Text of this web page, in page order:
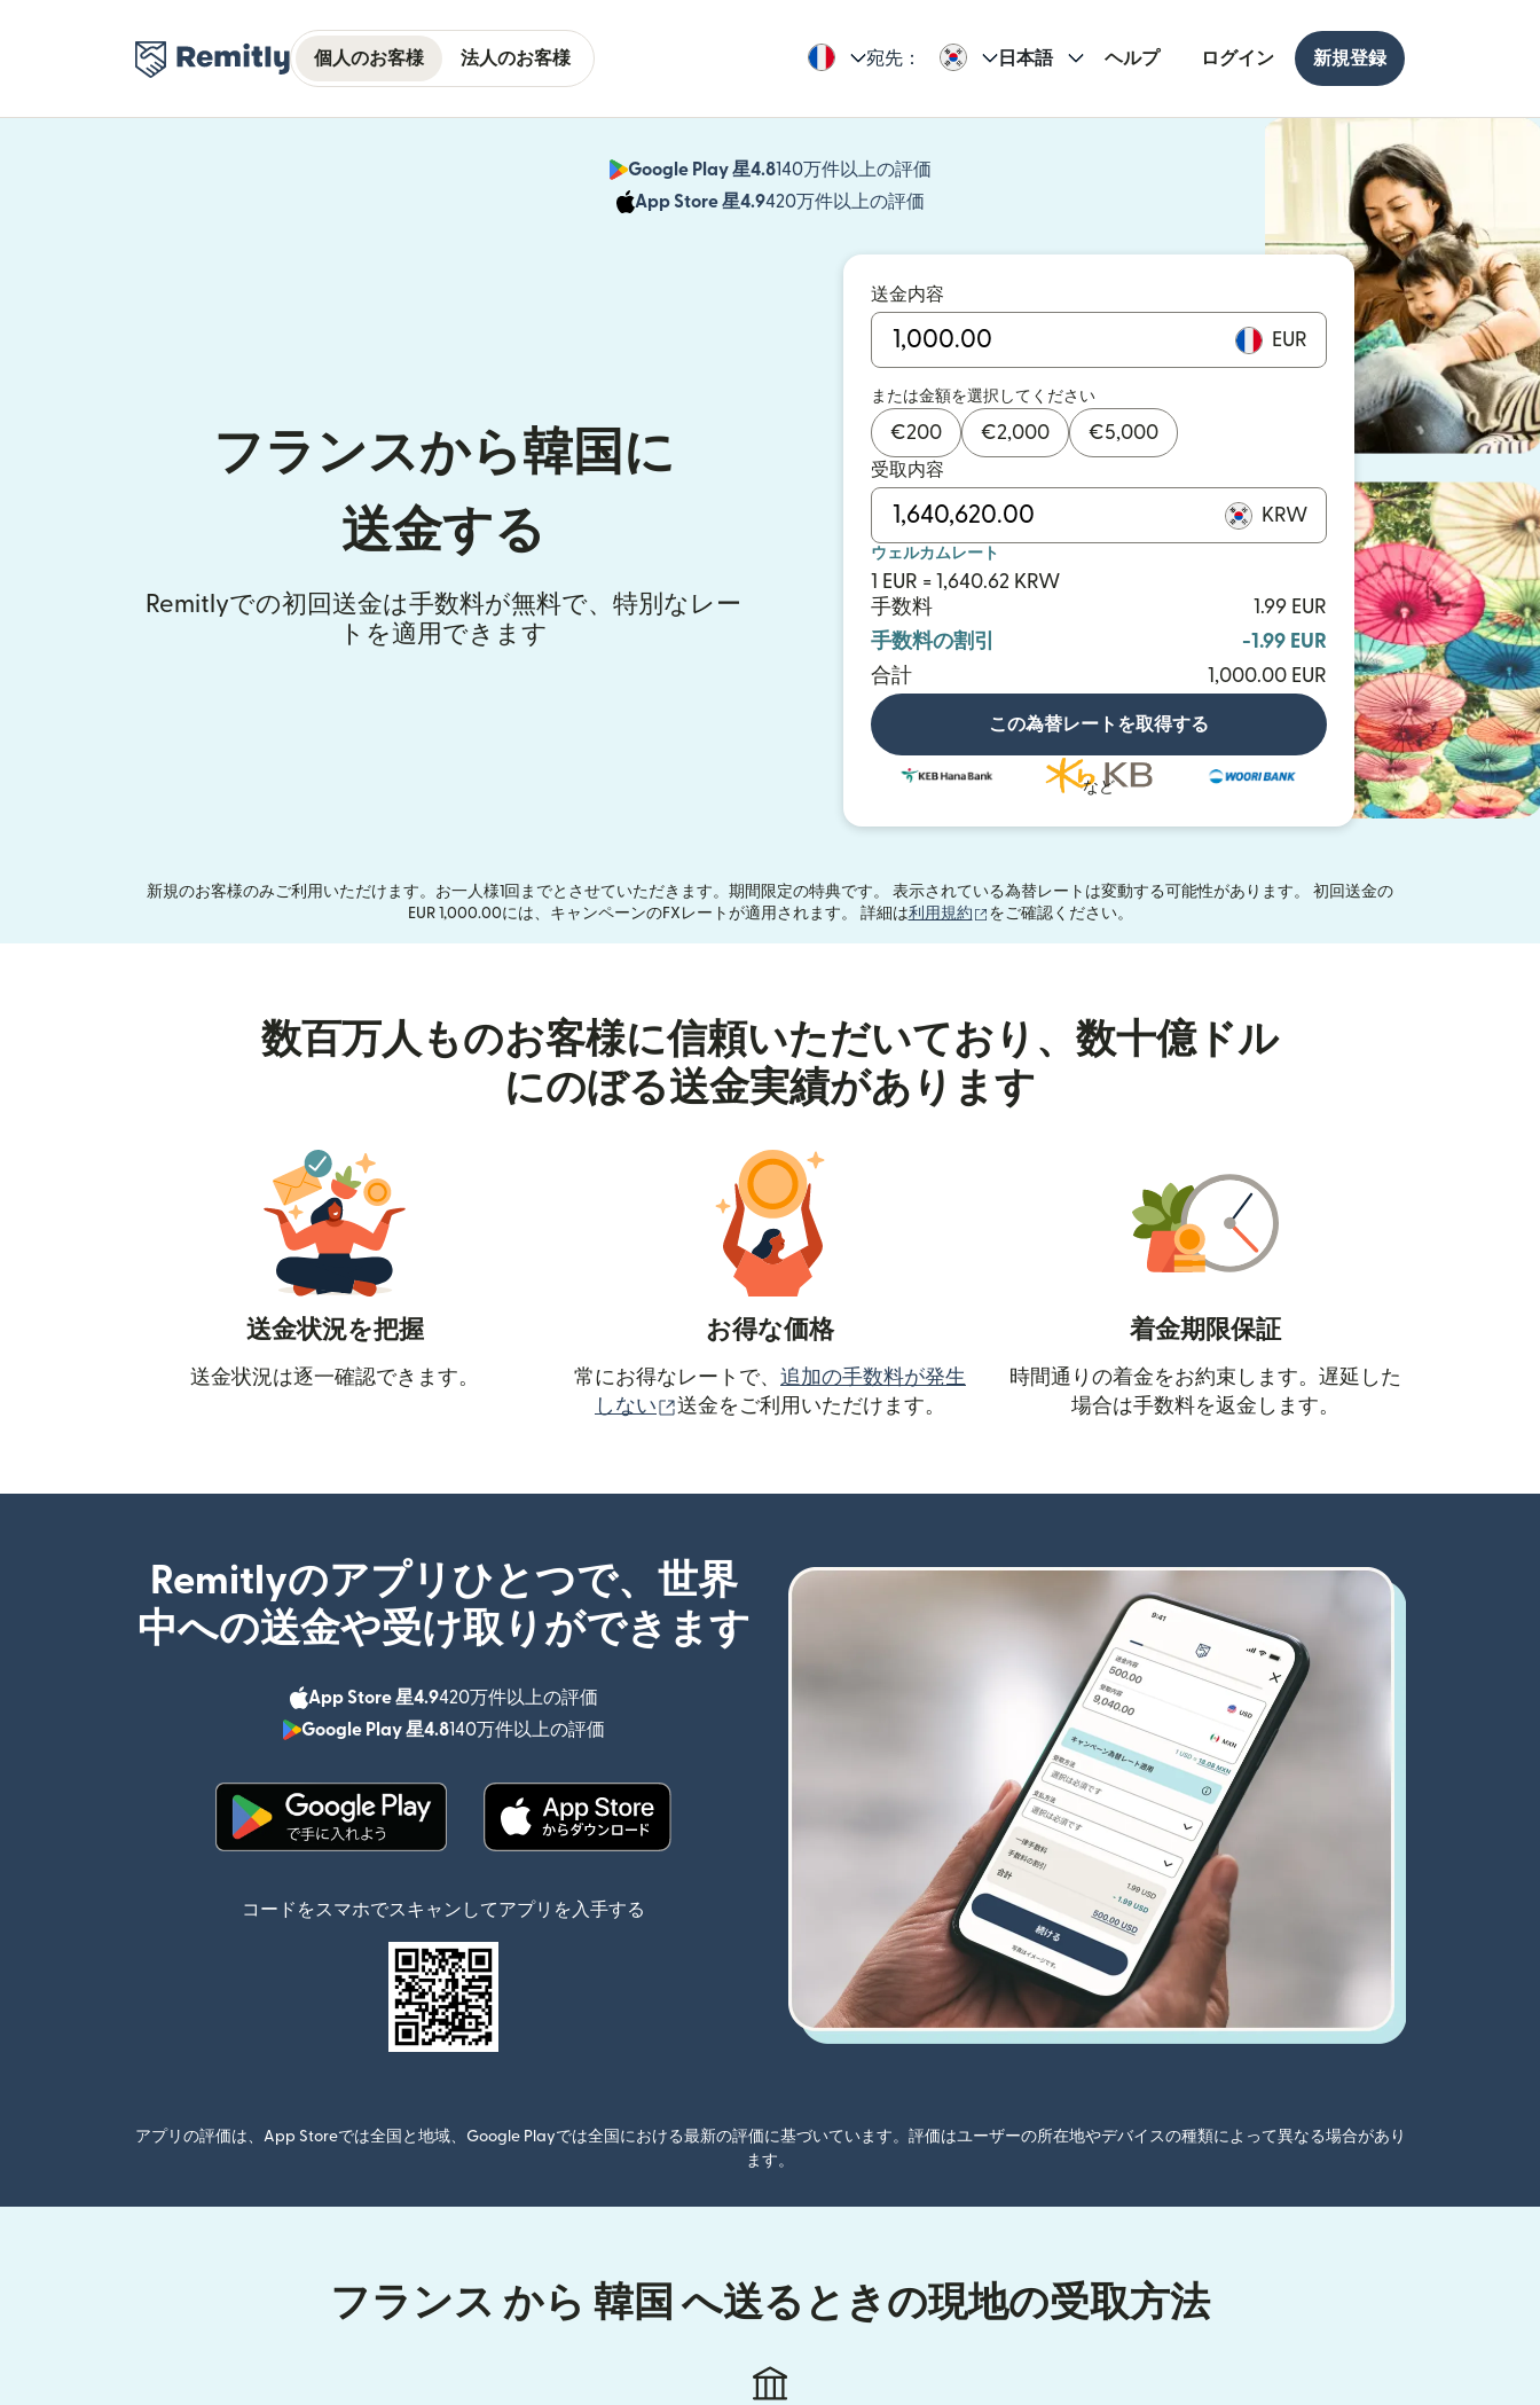
個人のお客様 法人のお客様 宛先： 日本語 ヘルプ ログイン 新規登録
Google Play 星4.8140万件以上の評価
（別ウィンドウで開きます）
App Store 星4.9420万件以上の評価
（別ウィンドウで開きます）
フランスから韓国に
送金する
Remitlyでの初回送金は手数料が無料で、特別なレー
トを適用できます
送金内容
EUR
または金額を選択してください
€200 €2,000 €5,000
受取内容
KRW
ウェルカムレート
1 EUR = 1,640.62 KRW
手数料
1.99 EUR
手数料の割引
-1.99 EUR
合計
1,000.00 EUR
この為替レートを取得する
など
新規のお客様のみご利用いただけます。お一人様1回までとさせていただきます。期間限定の特典です。 表示されている為替レートは変動する可能性があります。 初回送金の
EUR 1,000.00には、キャンペーンのFXレートが適用されます。 詳細は利用規約 （別ウィンドウで開きます）
をご確認ください。
数百万人ものお客様に信頼いただいており、数十億ドル
にのぼる送金実績があります
送金状況を把握
送金状況は逐一確認できます。
お得な価格
常にお得なレートで、 追加の手数料が発生
しない
（別ウィンドウで開きます）
送金をご利用いただけます。
着金期限保証
時間通りの着金をお約束します。遅延した
場合は手数料を返金します。
Remitlyのアプリひとつで、世界
中への送金や受け取りができます
App Store 星4.9420万件以上の評価
（別ウィンドウで開きます）
Google Play 星4.8140万件以上の評価
（別ウィンドウで開きます）
コードをスマホでスキャンしてアプリを入手する
アプリの評価は、App Storeでは全国と地域、Google Playでは全国における最新の評価に基づいています。評価はユーザーの所在地やデバイスの種類によって異なる場合があり
ます。
フランス から 韓国 へ送るときの現地の受取方法